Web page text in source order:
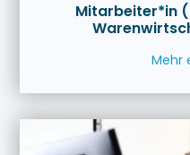
Mitarbeiter*in
Mehr